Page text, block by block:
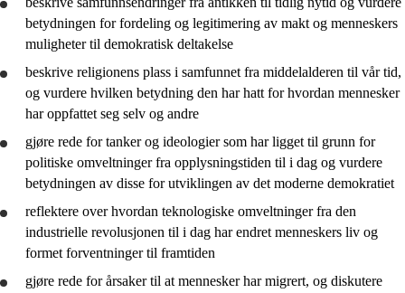
betydningen for fordeling og legitimering av makt og menneskers
muligheter til demokratisk deltakelse
beskrive religionens plass i samfunnet fra middelalderen til vår tid,
og vurdere hvilken betydning den har hatt for hvordan mennesker
har oppfattet seg selv og andre
gjøre rede fortanker og ideologier som har ligget til grunn for
politiske omveltninger fra opplysningstiden til i dag og vurdere
betydningen av disse for utviklingen av det moderne demokratiet
reflektere over hvordan teknologiske omveltninger fra den
industrielle revolusjonen til i dag har endret menneskers liv og
formet forventninger til framtiden
gjøre rede forårsaker til at mennesker har migrert, og diskutere